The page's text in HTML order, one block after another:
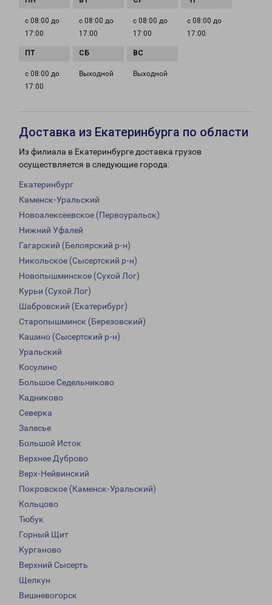
с 08:00 до
17:00
с 08:00 до
17:00
с 08:00 до
17:00
с 08:00 до
17:00
с 08:00 до
17:00
Выходной Выходной
Доставка из Екатеринбурга по области
Из филиала в Екатеринбурге доставка грузов
осуществляется в следующие города:
Екатеринбург
Каменск-Уральский
Новоалексеевское (Первоуральск)
Нижний Уфалей
Гагарский (Белоярский р-н)
Никольское (Сысертский р-н)
Новопышминское (Сухой Лог)
Курьи (Сухой Лог)
Шабровский (Екатерибург)
Старопышминск (Березовский)
Кашино (Сысертский р-н)
Уральский
Косулино
Большое Седельниково
Кадниково
Северка
Залесье
Большой Исток
Верхнее Дуброво
Верх-Нейвинский
Покровское (Каменск-Уральский)
Кольцово
Тюбук
Горный Щит
Курганово
Верхний Сысерть
Щелкун
Вишневогорск